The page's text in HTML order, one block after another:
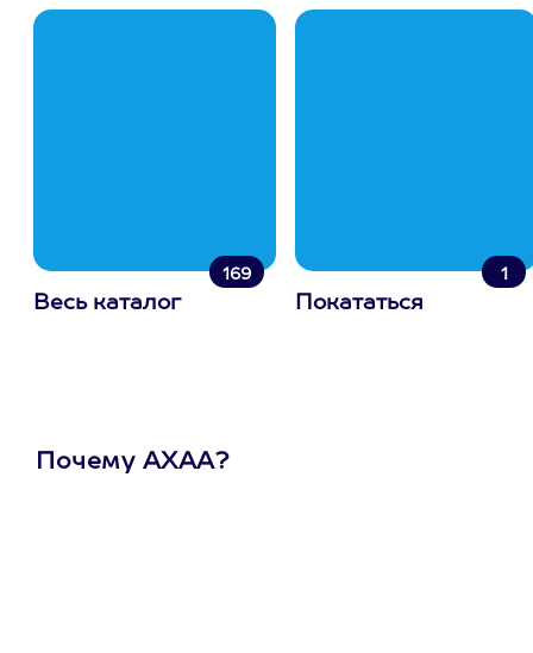
169
Весь каталог
1
Покататься
Почему АХАА?